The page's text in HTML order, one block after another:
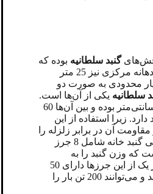
گنبد سلطانیه بوده که
دارای 50 متر عرض و قطر دهانه مرکزی نیز 25 متر
محدودی به صورت دو
سلطانیه یکی از آن‌ها است.
ضخامت این دو پوسته 160 سانتی‌متر بوده و بین آن‌ها 60
زیرا استفاده از این
آن در برابر زلزله را
افزایش می‌دهد. فضای داخلی گنبد خانه شامل 8 جرز
6.78 متر است که وزن گنبد را به
شالوده‌ها منتقل می‌کنند. هر یک از این جرزها دارای 50
متر مربع سطح مقطع هستند و می‌توانند 200 تن بار را